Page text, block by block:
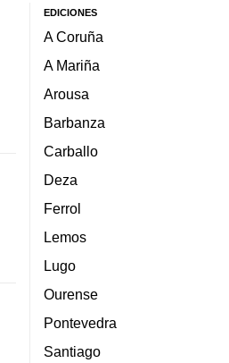
EDICIONES
A Coruña
A Mariña
Arousa
Barbanza
Carballo
Deza
Ferrol
Lemos
Lugo
Ourense
Pontevedra
Santiago